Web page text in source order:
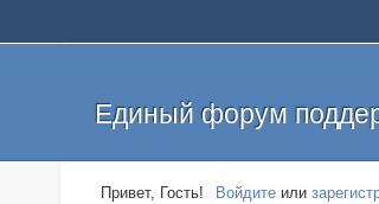
Единый форум
Привет, Гость! Войдите или